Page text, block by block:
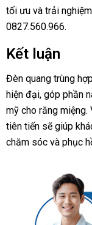
tối ưu và trải
0827.560.966.
Kết luận
Đèn quang trùng
hiện đại, góp phần
mỹ cho răng miệng.
tiên tiến sẽ giúp
chăm sóc và phục